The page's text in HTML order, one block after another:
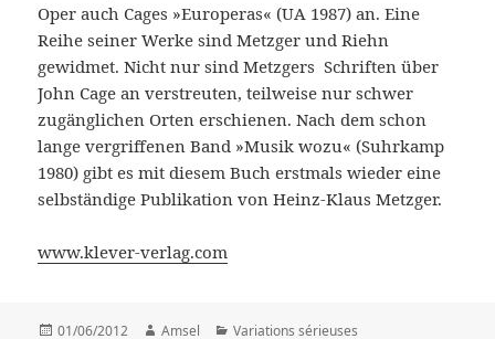
Oper auch Cages »Europeras« (UA 1987) an. Eine
Reihe seiner Werke sind Metzger und Riehn
gewidmet. Nicht nur sind Metzgers Schriften über
John Cage an verstreuten, teilweise nur schwer
zugänglichen Orten erschienen. Nach dem schon
lange vergriffenen Band »Musik wozu« (Suhrkamp
1980) gibt es mit diesem Buch erstmals wieder eine
selbständige Publikation von Heinz-Klaus Metzger.
www.klever-verlag.com
Posted
01/06/2012 Author
Amsel Categories
Variations sérieuses